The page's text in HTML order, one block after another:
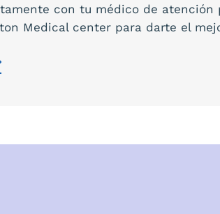
con tu médico de atención
Medical center para darte el